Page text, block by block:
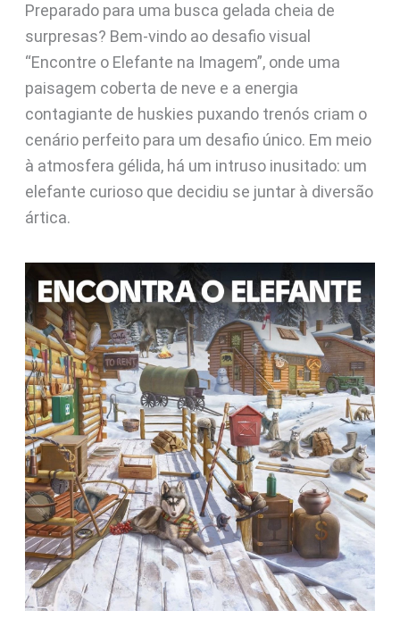
Preparado para uma busca gelada cheia de
surpresas? Bem-vindo ao desafio visual
“Encontre o Elefante na Imagem”, onde uma
paisagem coberta de neve e a energia
contagiante de huskies puxando trenós criam o
cenário perfeito para um desafio único. Em meio
à atmosfera gélida, há um intruso inusitado: um
elefante curioso que decidiu se juntar à diversão
ártica.